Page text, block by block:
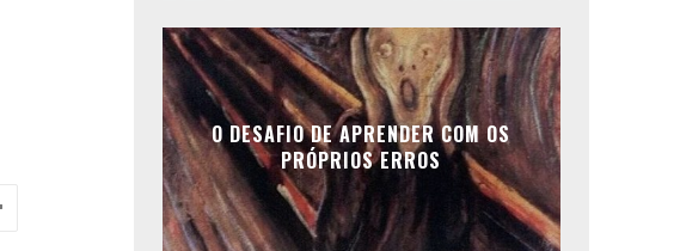
O DESAFIO DE APRENDER COM OS
PRÓPRIOS ERROS